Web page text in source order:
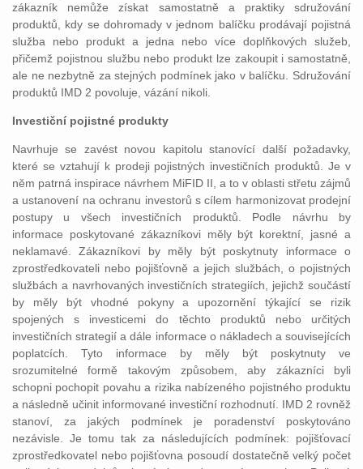
zákazník nemůže získat samostatně a praktiky sdružování
produktů, kdy se dohromady v jednom balíčku prodávají pojistná
služba nebo produkt a jedna nebo více doplňkových služeb,
přičemž pojistnou službu nebo produkt lze zakoupit i samostatně,
ale ne nezbytně za stejných podmínek jako v balíčku. Sdružování
produktů IMD 2 povoluje, vázání nikoli.
Investiční pojistné produkty
Navrhuje se zavést novou kapitolu stanovící další požadavky,
které se vztahují k prodeji pojistných investičních produktů. Je v
něm patrná inspirace návrhem MiFID II, a to v oblasti střetu zájmů
a ustanovení na ochranu investorů s cílem harmonizovat prodejní
postupy u všech investičních produktů. Podle návrhu by
informace poskytované zákazníkovi měly být korektní, jasné a
neklamavé. Zákazníkovi by měly být poskytnuty informace o
zprostředkovateli nebo pojišťovně a jejich službách, o pojistných
službách a navrhovaných investičních strategiích, jejichž součástí
by měly být vhodné pokyny a upozornění týkající se rizik
spojených s investicemi do těchto produktů nebo určitých
investičních strategií a dále informace o nákladech a souvisejících
poplatcích. Tyto informace by měly být poskytnuty ve
srozumitelné formě takovým způsobem, aby zákazníci byli
schopni pochopit povahu a rizika nabízeného pojistného produktu
a následně učinit informované investiční rozhodnutí. IMD 2 rovněž
stanoví, za jakých podmínek je poradenství poskytováno
nezávisle. Je tomu tak za následujících podmínek: pojišťovací
zprostředkovatel nebo pojišťovna posoudí dostatečně velký počet